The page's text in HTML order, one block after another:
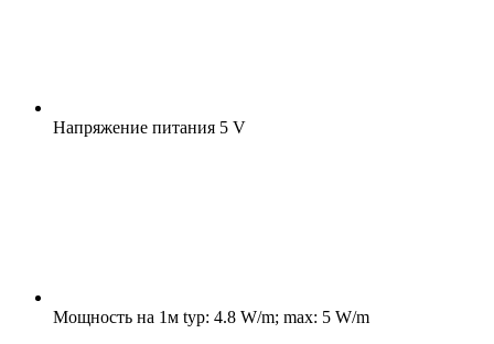
Напряжение питания 5 V
Мощность на 1м typ: 4.8 W/m; max: 5 W/m